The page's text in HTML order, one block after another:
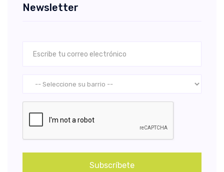
Newsletter
Subscríbete